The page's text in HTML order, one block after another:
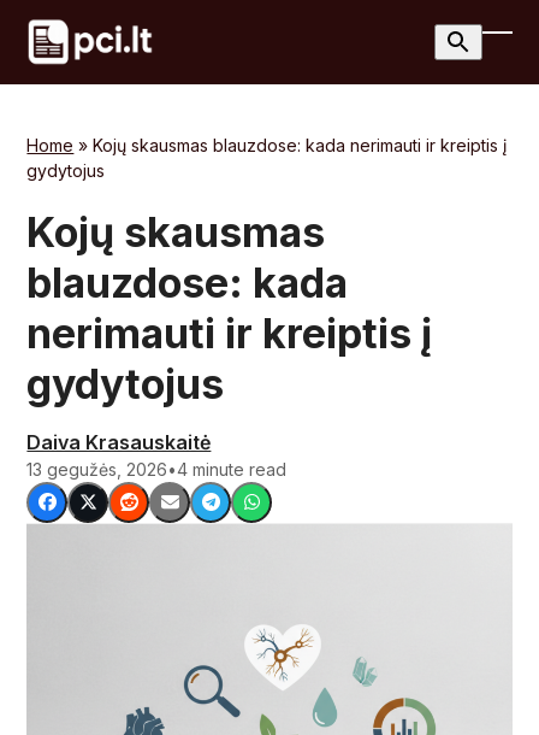
Skip
content
Home »Kojų skausmas blauzdose: kada nerimauti ir kreiptis į
gydytojus
Kojų skausmas
blauzdose: kada
nerimauti ir kreiptis į
gydytojus
Daiva Krasauskaitė
13 gegužės, 2026•4 minute read